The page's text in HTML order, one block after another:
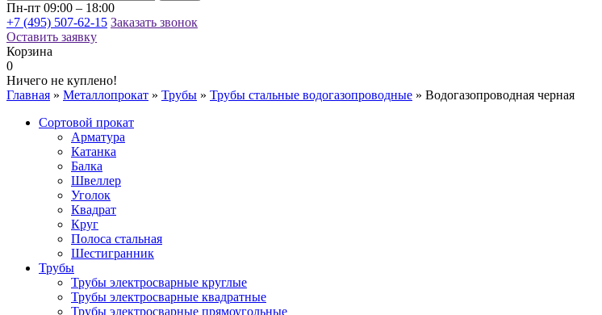
Пн-пт 09:00 – 18:00
+7 (495) 507-62-15 Заказать звонок
Оставить заявку
Корзина
0
Ничего не куплено!
Главная » Металлопрокат » Трубы » Трубы стальные водогазопроводные » Водогазопроводная черная
Сортовой прокат
Арматура
Катанка
Балка
Швеллер
Уголок
Квадрат
Круг
Полоса стальная
Шестигранник
Трубы
Трубы электросварные круглые
Трубы электросварные квадратные
Трубы электросварные прямоугольные